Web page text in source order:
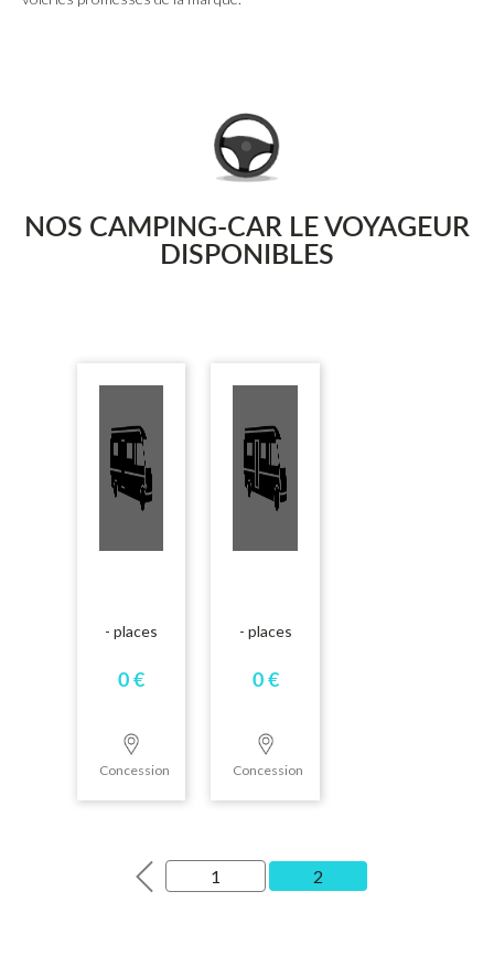
NOS CAMPING-CAR LE VOYAGEUR
DISPONIBLES
- places
0 €
Concession
- places
0 €
Concession
1 2